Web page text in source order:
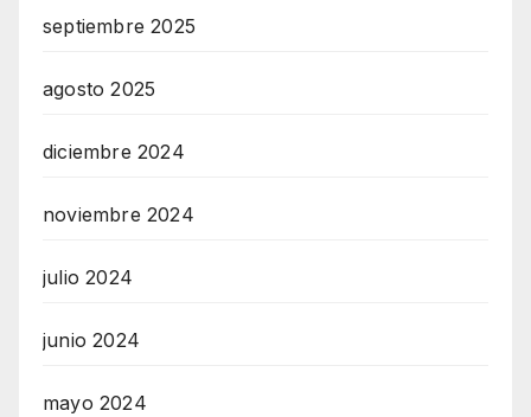
septiembre 2025
agosto 2025
diciembre 2024
noviembre 2024
julio 2024
junio 2024
mayo 2024